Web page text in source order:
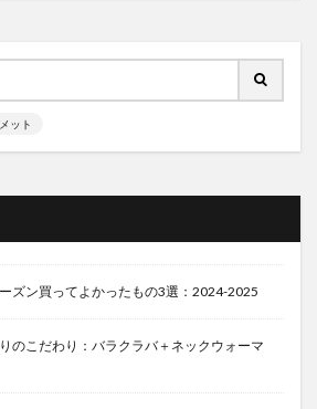
ット
ズン買ってよかったもの3選：2024-2025
のこだわり：バラクラバ＋ネックウォーマ